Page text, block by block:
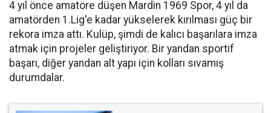
4 yıl önce amatöre düşen Mardin 1969 Spor, 4 yıl da
amatörden 1.Lig'e kadar yükselerek kırılması güç bir
rekora imza attı. Kulüp, şimdi de kalıcı başarılara imza
atmak için projeler geliştiriyor. Bir yandan sportif
başarı, diğer yandan alt yapı için kolları sıvamış
durumdalar.